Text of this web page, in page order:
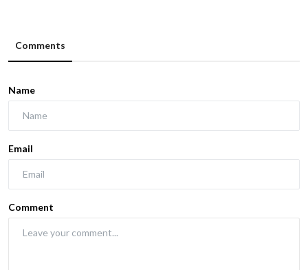
Comments
Name
Email
Comment